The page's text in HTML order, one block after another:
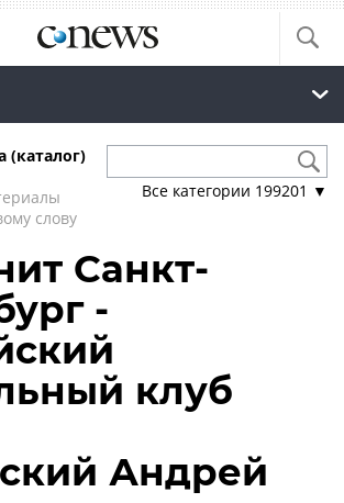
(каталог)
слову
Все категории 199201 ▼
Санкт-
-
клуб
Андрей